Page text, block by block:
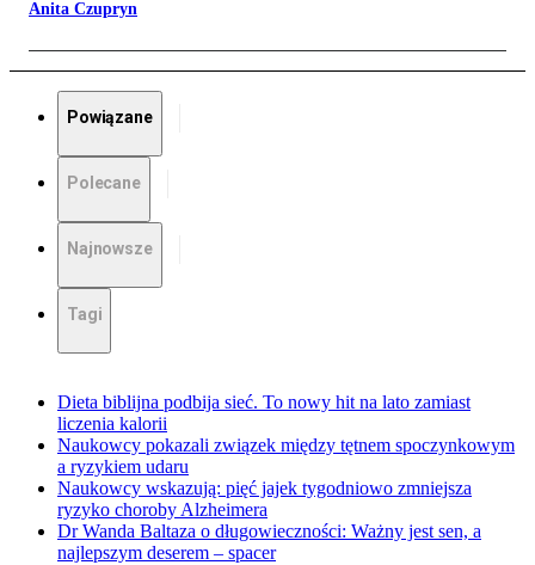
Anita Czupryn
Powiązane
Polecane
Najnowsze
Tagi
Dieta biblijna podbija sieć. To nowy hit na lato zamiast
liczenia kalorii
Naukowcy pokazali związek między tętnem spoczynkowym
a ryzykiem udaru
Naukowcy wskazują: pięć jajek tygodniowo zmniejsza
ryzyko choroby Alzheimera
Dr Wanda Baltaza o długowieczności: Ważny jest sen, a
najlepszym deserem – spacer